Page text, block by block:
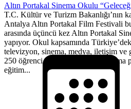
Altın Portakal Sinema Okulu
T.C. Kültür ve Turizm Bakanlığı’nın
Antalya Altın Portakal Film Festivali
arasında üçüncü kez Altın Portakal
yapıyor. Okul kapsamında
televizyon, sinema, medya, iletişim ve
250 öğrenci bir hafta boyunca sinema
eğitim...